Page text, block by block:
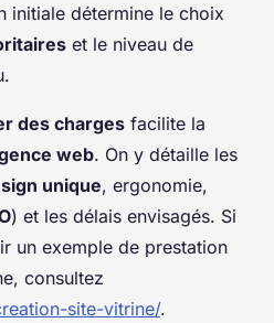
initiale détermine le choix
et le niveau de
des charges facilite la
web. On y détaille les
unique, ergonomie,
) et les délais envisagés. Si
un exemple de prestation
consultez
site-vitrine/.